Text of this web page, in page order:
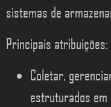
sistemas de
Principais atribuições:
Coletar,
estruturados em